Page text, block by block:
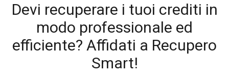
Devi recuperare i tuoi crediti in
modo professionale ed
efficiente? Affidati a Recupero
Smart!